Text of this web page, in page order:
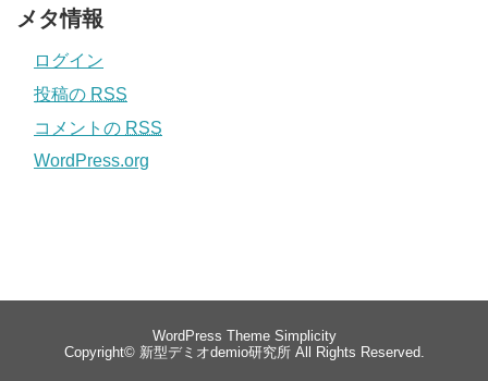
メタ情報
ログイン
投稿の RSS
コメントの RSS
WordPress.org
WordPress Theme Simplicity
Copyright© 新型デミオdemio研究所All Rights Reserved.